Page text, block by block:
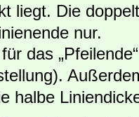
liegt. Die
nur.
das
halbe